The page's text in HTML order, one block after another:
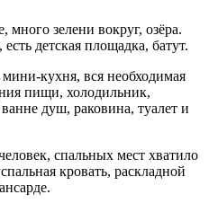
зелени вокруг, озёра.
детская площадка, батут.
кухня, вся необходимая
пищи, холодильник,
душ, раковина, туалет и
спальных мест хватило
кровать, раскладной